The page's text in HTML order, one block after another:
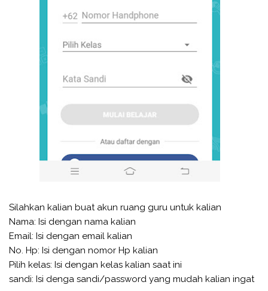
Silahkan kalian buat akun ruang guru untuk kalian
Nama: Isi dengan nama kalian
Email: Isi dengan email kalian
No. Hp: Isi dengan nomor Hp kalian
Pilih kelas: Isi dengan kelas kalian saat ini
sandi: Isi denga sandi/password yang mudah kalian ingat